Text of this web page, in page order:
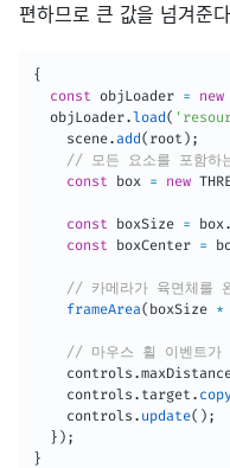
편하므로 큰 값을 넘겨준
{
const objLoader = new
  objLoader
.load(
    scene
.add( root ) ;
// 모든 요소를 포함하
const box = new
const boxSize = box.
const boxCenter =
// 카메라가 육면체를
frameArea( boxSize *
// 마우스 휠 이벤트가
    controls
.
    controls
. target .
    controls
. update( ) ;
} ) ;
}